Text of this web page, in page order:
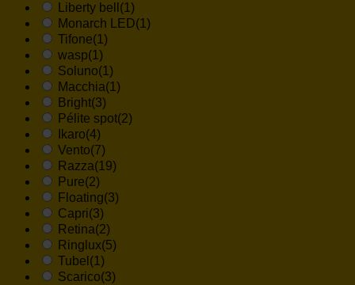
Liberty bell (1)
Monarch LED(1)
Tifone(1)
wasp(1)
Soluno(1)
Macchia(1)
Bright(3)
Pélite spot(2)
Ikaro(4)
Vento(7)
Razza(19)
Pure(2)
Floating(3)
Capri(3)
Retina(2)
Ringlux(5)
Tubel (1)
Scarico(3)